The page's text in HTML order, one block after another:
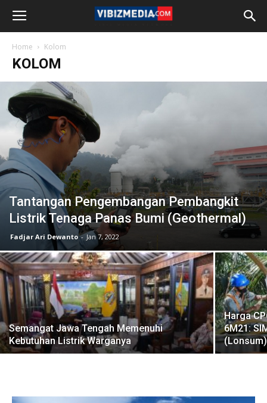
Home Kolom
KOLOM
Tantangan Pengembangan Pembangkit
Listrik Tenaga Panas Bumi (Geothermal)
Fadjar Ari Dewanto - Jan 7, 2022
Semangat Jawa Tengah Memenuhi
Kebutuhan Listrik Warganya
Harga
6M21:
(Lonsum)